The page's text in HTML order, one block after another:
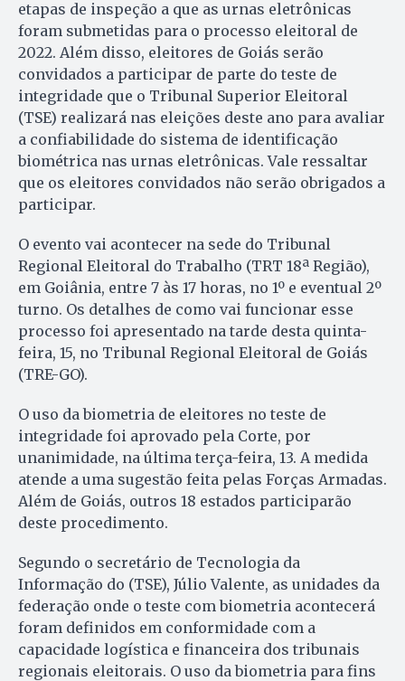
etapas de inspeção a que as urnas eletrônicas
foram submetidas para o processo eleitoral de
2022. Além disso, eleitores de Goiás serão
convidados a participar de parte do teste de
integridade que o Tribunal Superior Eleitoral
(TSE) realizará nas eleições deste ano para avaliar
a confiabilidade do sistema de identificação
biométrica nas urnas eletrônicas. Vale ressaltar
que os eleitores convidados não serão obrigados a
participar.
O evento vai acontecer na sede do Tribunal
Regional Eleitoral do Trabalho (TRT 18ª Região),
em Goiânia, entre 7 às 17 horas, no 1º e eventual 2º
turno. Os detalhes de como vai funcionar esse
processo foi apresentado na tarde desta quinta-
feira, 15, no Tribunal Regional Eleitoral de Goiás
(TRE-GO).
O uso da biometria de eleitores no teste de
integridade foi aprovado pela Corte, por
unanimidade, na última terça-feira, 13. A medida
atende a uma sugestão feita pelas Forças Armadas.
Além de Goiás, outros 18 estados participarão
deste procedimento.
Segundo o secretário de Tecnologia da
Informação do (TSE), Júlio Valente, as unidades da
federação onde o teste com biometria acontecerá
foram definidos em conformidade com a
capacidade logística e financeira dos tribunais
regionais eleitorais. O uso da biometria para fins